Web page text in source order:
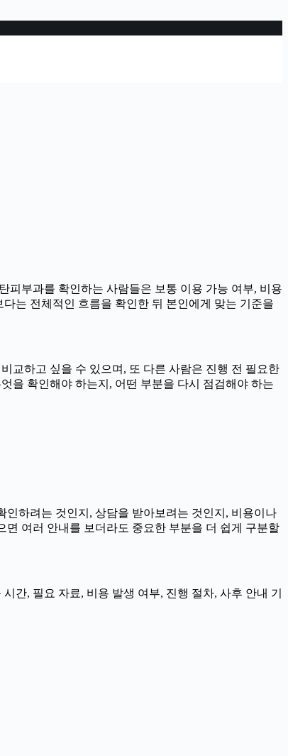
피부과를 확인하는 사람들은 보통 이용 가능 여부, 비용
는 전체적인 흐름을 확인한 뒤 본인에게 맞는 기준을
교하고 싶을 수 있으며, 또 다른 사람은 진행 전 필요한
을 확인해야 하는지, 어떤 부분을 다시 점검해야 하는
인하려는 것인지, 상담을 받아보려는 것인지, 비용이나
여러 안내를 보더라도 중요한 부분을 더 쉽게 구분할
간, 필요 자료, 비용 발생 여부, 진행 절차, 사후 안내 기